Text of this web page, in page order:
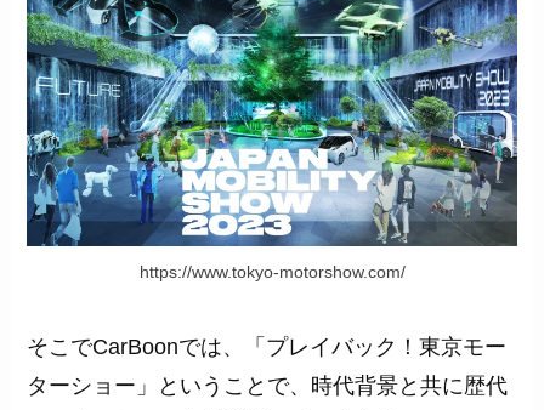
https://www.tokyo-motorshow.com/
そこでCarBoonでは、「プレイバック！東京モー
ターショー」ということで、時代背景と共に歴代